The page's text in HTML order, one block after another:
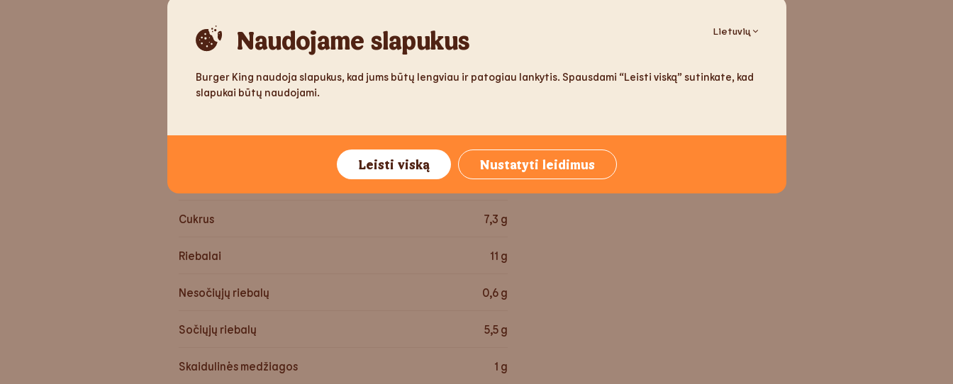
Naudojame slapukus Lietuvių
Burger King naudoja slapukus, kad jums būtų lengviau ir patogiau lankytis. Spausdami “Leisti viską” sutinkate, kad
slapukai būtų naudojami.
Leisti viską Nustatyti leidimus
Svoris
Energija 320,8 kcal
28g
Cukrus 7,3 g
Riebalai 11 g
Nesočiųjų riebalų 0,6 g
Sočiųjų riebalų 5,5 g
Skaidulinės medžiagos 1 g
Sezamo sėklos